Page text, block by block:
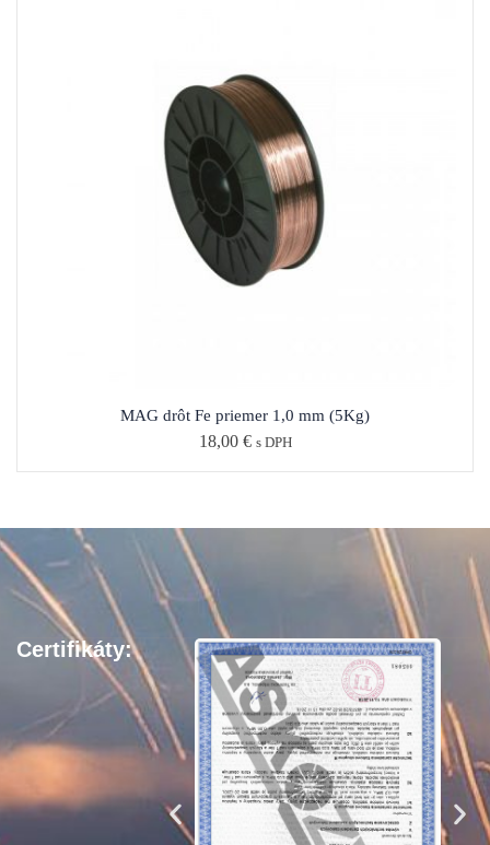
MAG drôt Fe priemer 1,0 mm (5Kg)
18,00 € s DPH
Certifikáty: